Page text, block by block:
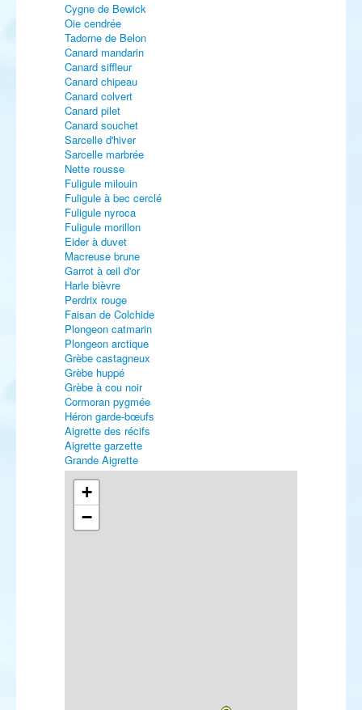
Cygne de Bewick
Oie cendrée
Tadorne de Belon
Canard mandarin
Canard siffleur
Canard chipeau
Canard colvert
Canard pilet
Canard souchet
Sarcelle d'hiver
Sarcelle marbrée
Nette rousse
Fuligule milouin
Fuligule à bec cerclé
Fuligule nyroca
Fuligule morillon
Eider à duvet
Macreuse brune
Garrot à œil d'or
Harle bièvre
Perdrix rouge
Faisan de Colchide
Plongeon catmarin
Plongeon arctique
Grèbe castagneux
Grèbe huppé
Grèbe à cou noir
Cormoran pygmée
Héron garde-bœufs
Aigrette des récifs
Aigrette garzette
Grande Aigrette
Héron cendré
Cigogne blanche
Ibis falcinelle
Flamant rose
Milan noir
+
−